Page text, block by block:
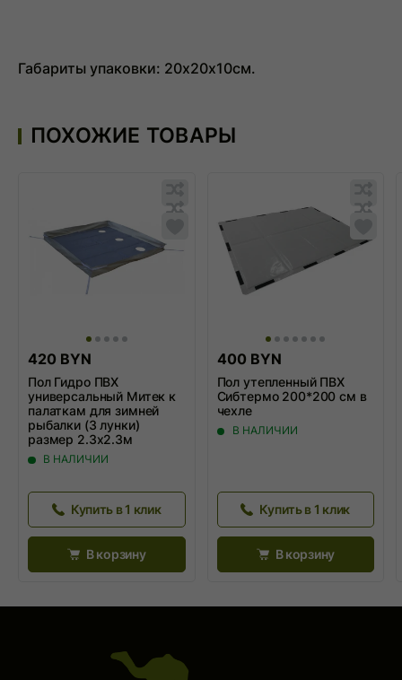
Габариты упаковки: 20х20х10см.
ПОХОЖИЕ ТОВАРЫ
420 BYN
Пол Гидро ПВХ
универсальный Митек к
палаткам для зимней
рыбалки (3 лунки)
размер 2.3x2.3м
список...
Обновляю
список...
Добавить
сравнения
В НАЛИЧИИ
Купить в 1 клик
В корзину
400 BYN
Пол утепленный ПВХ
Сибтермо 200*200 см в
чехле
в
В НАЛИЧИИ
Купить в 1 клик
В корзину